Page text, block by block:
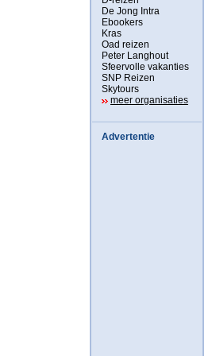
De Jong Intra
Ebookers
Kras
Oad reizen
Peter Langhout
Sfeervolle vakanties
SNP Reizen
Skytours
meer organisaties
Advertentie